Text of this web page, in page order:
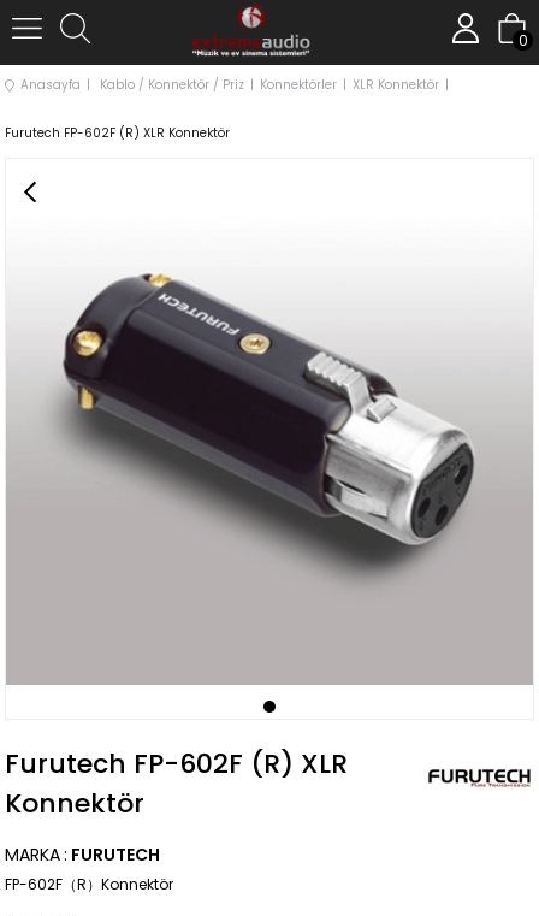
0
Anasayfa Kablo / Konnektör / Priz Konnektörler XLR Konnektör
Furutech FP-602F (R) XLR Konnektör
Furutech FP-602F (R) XLR
Konnektör
MARKA: FURUTECH
FP-602F（R）Konnektör